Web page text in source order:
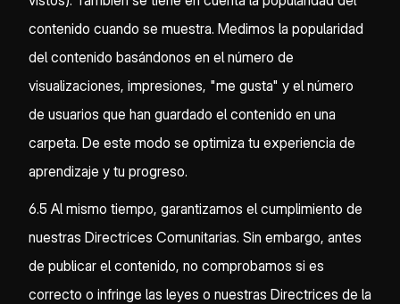
contenido cuando se muestra. Medimos la popularidad
del contenido basándonos en el número de
visualizaciones, impresiones, "me gusta" y el número
de usuarios que han guardado el contenido en una
carpeta. De este modo se optimiza tu experiencia de
aprendizaje y tu progreso.
6.5 Al mismo tiempo, garantizamos el cumplimiento de
nuestras Directrices Comunitarias. Sin embargo, antes
de publicar el contenido, no comprobamos si es
correcto o infringe las leyes o nuestras Directrices de la